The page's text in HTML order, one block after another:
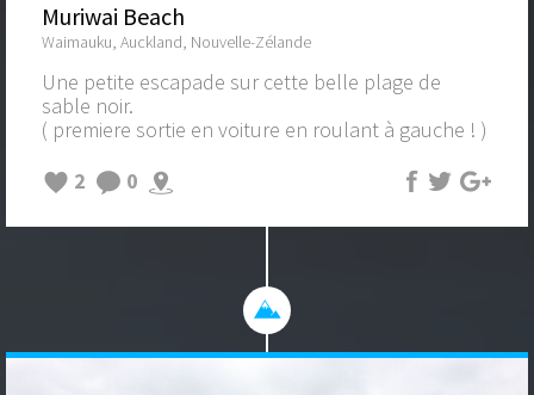
Muriwai Beach
Waimauku, Auckland, Nouvelle-Zélande
Une petite escapade sur cette belle plage de
sable noir.
( premiere sortie en voiture en roulant à gauche ! )
2
0